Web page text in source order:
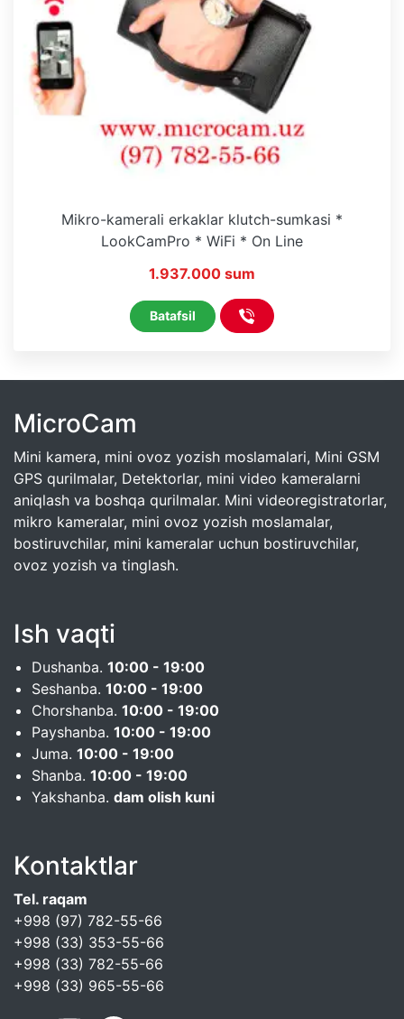
Mikro-kamerali erkaklar klutch-sumkasi *
LookCamPro * WiFi * On Line
1.937.000 sum
Batafsil
MicroCam
Mini kamera, mini ovoz yozish moslamalari, Mini GSM
GPS qurilmalar, Detektorlar, mini video kameralarni
aniqlash va boshqa qurilmalar. Mini videoregistratorlar,
mikro kameralar, mini ovoz yozish moslamalar,
bostiruvchilar, mini kameralar uchun bostiruvchilar,
ovoz yozish va tinglash.
Ish vaqti
Dushanba. 10:00 - 19:00
Seshanba. 10:00 - 19:00
Chorshanba. 10:00 - 19:00
Payshanba. 10:00 - 19:00
Juma. 10:00 - 19:00
Shanba. 10:00 - 19:00
Yakshanba. dam olish kuni
Kontaktlar
Tel. raqam
+998 (97) 782-55-66
+998 (33) 353-55-66
+998 (33) 782-55-66
+998 (33) 965-55-66